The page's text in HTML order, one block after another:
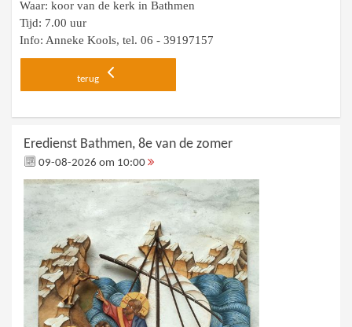
Waar: koor van de kerk in Bathmen
Tijd: 7.00 uur
Info: Anneke Kools, tel. 06 - 39197157
terug
Eredienst Bathmen, 8e van de zomer
09-08-2026 om 10:00